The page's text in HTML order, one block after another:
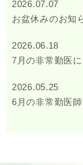
2026.07.07
お盆休みのお知
2026.06.18
7月の非常勤医
2026.05.25
6月の非常勤医